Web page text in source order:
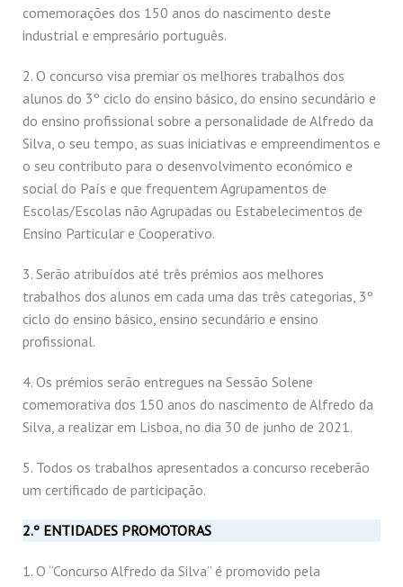
comemorações dos 150 anos do nascimento deste
industrial e empresário português.
2. O concurso visa premiar os melhores trabalhos dos
alunos do 3º ciclo do ensino básico, do ensino secundário e
do ensino profissional sobre a personalidade de Alfredo da
Silva, o seu tempo, as suas iniciativas e empreendimentos e
o seu contributo para o desenvolvimento económico e
social do País e que frequentem Agrupamentos de
Escolas/Escolas não Agrupadas ou Estabelecimentos de
Ensino Particular e Cooperativo.
3. Serão atribuídos até três prémios aos melhores
trabalhos dos alunos em cada uma das três categorias, 3º
ciclo do ensino básico, ensino secundário e ensino
profissional.
4. Os prémios serão entregues na Sessão Solene
comemorativa dos 150 anos do nascimento de Alfredo da
Silva, a realizar em Lisboa, no dia 30 de junho de 2021.
5. Todos os trabalhos apresentados a concurso receberão
um certificado de participação.
2.º ENTIDADES PROMOTORAS
1. O “Concurso Alfredo da Silva” é promovido pela